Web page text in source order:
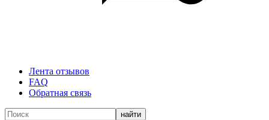
Лента отзывов
FAQ
Обратная связь